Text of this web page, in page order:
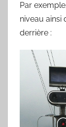
Par
niveau ainsi
derrière :